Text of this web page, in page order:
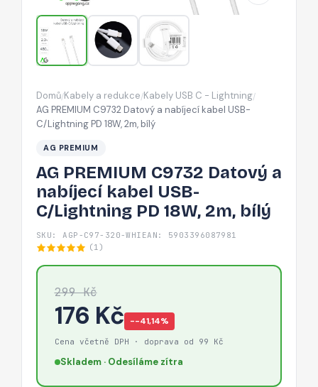
kabel
USB-
C/Lightning
PD
2m,
Domů/Kabely a redukce/Kabely USB C - Lightning/
AG PREMIUM C9732 Datový a nabíjecí kabel USB-
C/Lightning PD 18W, 2m, bílý
AG PREMIUM
AG PREMIUM C9732 Datový a
nabíjecí kabel USB-
C/Lightning PD 18W, 2m, bílý
SKU: AGP-C97-320-WHI EAN: 5903396087981
(1)
299 Kč
176 Kč −-41,14%
Cena včetně DPH · doprava od 99 Kč
Skladem · Odesíláme zítra